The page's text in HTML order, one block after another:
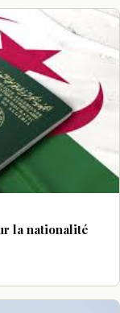
la nationalité